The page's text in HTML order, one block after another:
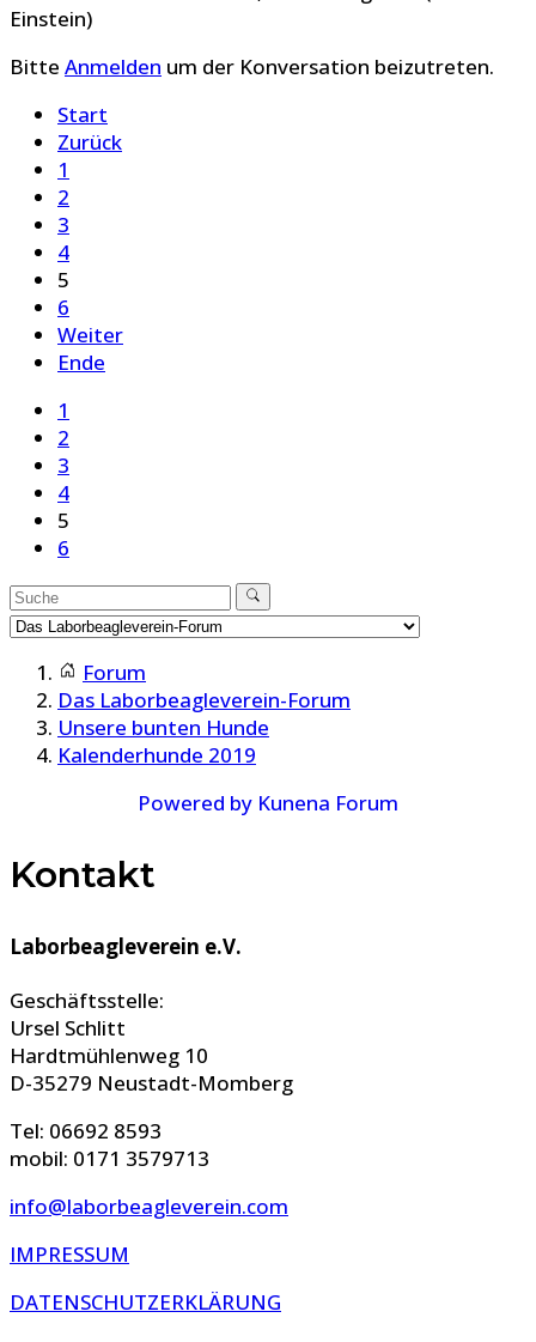
Einstein)
Bitte Anmelden um der Konversation beizutreten.
Start
Zurück
1
2
3
4
5
6
Weiter
Ende
1
2
3
4
5
6
Forum
Das Laborbeagleverein-Forum
Unsere bunten Hunde
Kalenderhunde 2019
Powered by Kunena Forum
Kontakt
Laborbeagleverein e.V.
Geschäftsstelle:
Ursel Schlitt
Hardtmühlenweg 10
D-35279 Neustadt-Momberg
Tel: 06692 8593
mobil: 0171 3579713
info@laborbeagleverein.com
IMPRESSUM
DATENSCHUTZERKLÄRUNG